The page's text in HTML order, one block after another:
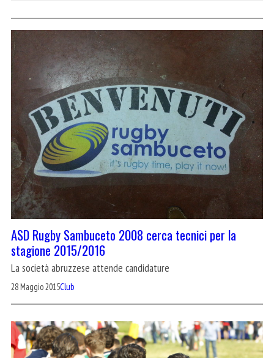
ASD Rugby Sambuceto 2008 cerca tecnici per la
stagione 2015/2016
La società abruzzese attende candidature
28 Maggio 2015Club